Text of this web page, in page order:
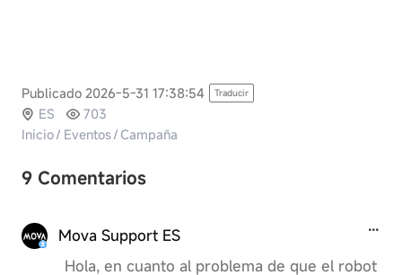
Publicado 2026-5-31 17:38:54 Traducir
ES
703
Inicio/ Eventos/ Campaña
9 Comentarios
Mova Support ES
Hola, en cuanto al problema de que el robot